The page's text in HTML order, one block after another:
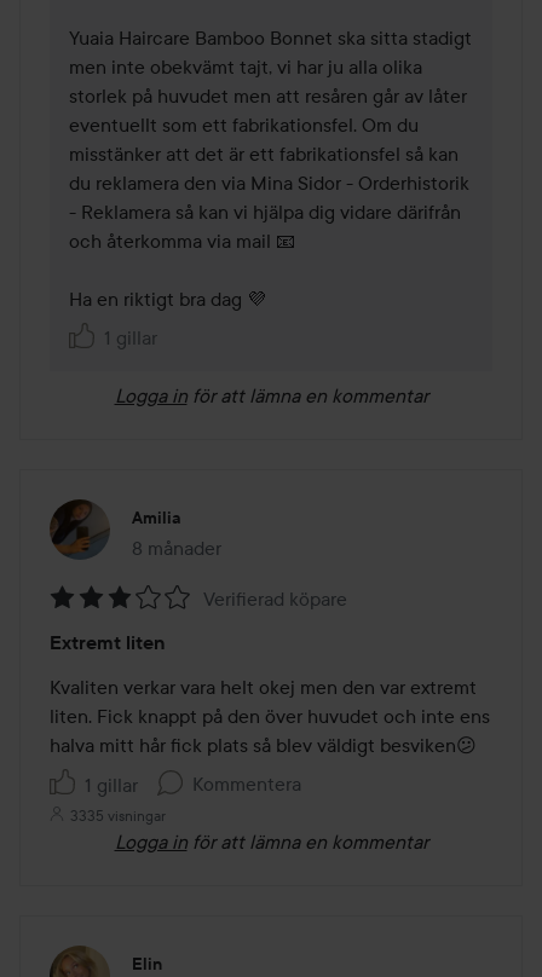
Yuaia Haircare Bamboo Bonnet ska sitta stadigt
men inte obekvämt tajt, vi har ju alla olika
storlek på huvudet men att resåren går av låter
eventuellt som ett fabrikationsfel. Om du
misstänker att det är ett fabrikationsfel så kan
du reklamera den via Mina Sidor - Orderhistorik
- Reklamera så kan vi hjälpa dig vidare därifrån
och återkomma via mail 📧
Ha en riktigt bra dag 💜
1 gillar
Logga in för att lämna en kommentar
Amilia
8 månader
Inlägget skapades 8 månader
3
av
5
Verifierad köpare
Extremt liten
Kvaliten verkar vara helt okej men den var extremt
liten. Fick knappt på den över huvudet och inte ens
halva mitt hår fick plats så blev väldigt besviken😕
1 gillar
Kommentera
3335 visningar
Logga in för att lämna en kommentar
Elin